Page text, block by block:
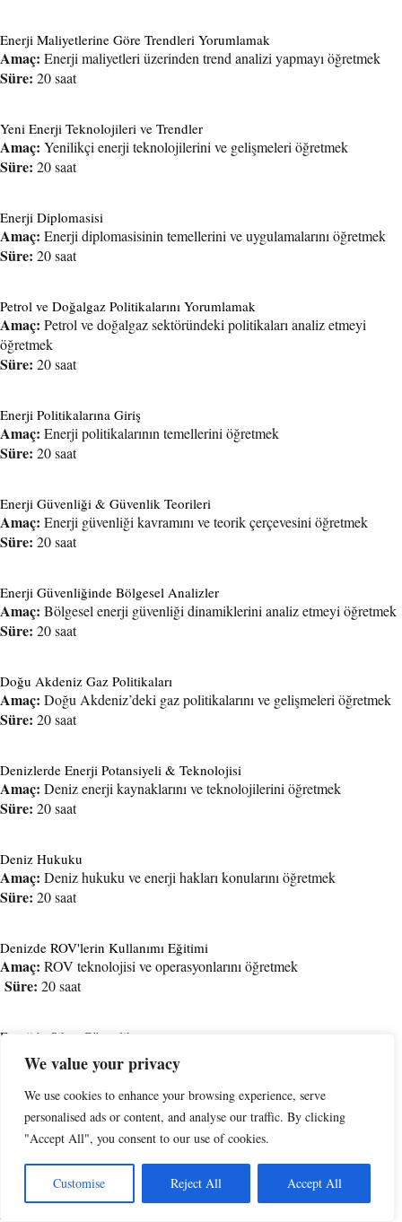
We value your privacy
We use cookies to enhance your browsing experience, serve
personalised ads or content, and analyse our traffic. By clicking
"Accept All", you consent to our use of cookies.
Customise Reject All Accept All
Enerji Maliyetlerine Göre Trendleri Yorumlamak
Amaç: Enerji maliyetleri üzerinden trend analizi yapmayı öğretmek
Süre: 20 saat
Yeni Enerji Teknolojileri ve Trendler
Amaç: Yenilikçi enerji teknolojilerini ve gelişmeleri öğretmek
Süre: 20 saat
Enerji Diplomasisi
Amaç: Enerji diplomasisinin temellerini ve uygulamalarını öğretmek
Süre: 20 saat
Petrol ve Doğalgaz Politikalarını Yorumlamak
Amaç: Petrol ve doğalgaz sektöründeki politikaları analiz etmeyi
öğretmek
Süre: 20 saat
Enerji Politikalarına Giriş
Amaç: Enerji politikalarının temellerini öğretmek
Süre: 20 saat
Enerji Güvenliği & Güvenlik Teorileri
Amaç: Enerji güvenliği kavramını ve teorik çerçevesini öğretmek
Süre: 20 saat
Enerji Güvenliğinde Bölgesel Analizler
Amaç: Bölgesel enerji güvenliği dinamiklerini analiz etmeyi öğretmek
Süre: 20 saat
Doğu Akdeniz Gaz Politikaları
Amaç: Doğu Akdeniz’deki gaz politikalarını ve gelişmeleri öğretmek
Süre: 20 saat
Denizlerde Enerji Potansiyeli & Teknolojisi
Amaç: Deniz enerji kaynaklarını ve teknolojilerini öğretmek
Süre: 20 saat
Deniz Hukuku
Amaç: Deniz hukuku ve enerji hakları konularını öğretmek
Süre: 20 saat
Denizde ROV'lerin Kullanımı Eğitimi
Amaç: ROV teknolojisi ve operasyonlarını öğretmek
Süre: 20 saat
Enerjide Siber Güvenlik
Amaç: Enerji sistemlerinde siber güvenlik prensiplerini öğretmek
Süre:20 saat
Enerji Alanında Çevre ve İş Güvenliği Eğitimi
Amaç:İSG ve çevre koruma prensiplerini öğretmek
Süre:20 saat